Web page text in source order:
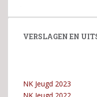
VERSLAGEN EN
NK Jeugd 2023
NK Jeugd 2022